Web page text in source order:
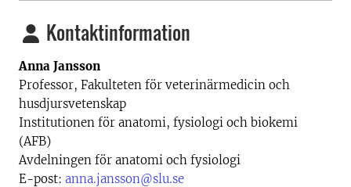
Kontaktinformation
Anna Jansson
Professor, Fakulteten för veterinärmedicin och
husdjursvetenskap
Institutionen för anatomi, fysiologi och biokemi
(AFB)
Avdelningen för anatomi och fysiologi
E-post: anna.jansson@slu.se